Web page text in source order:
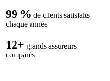
99 % de clients satisfaits
chaque année
12+ grands assureurs
comparés